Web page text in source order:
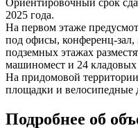
2025 года.
На первом этаже
под офисы, конференц-
подземных этажах
машиномест и 24
На придомовой
площадки и велосипедные
Подробнее об